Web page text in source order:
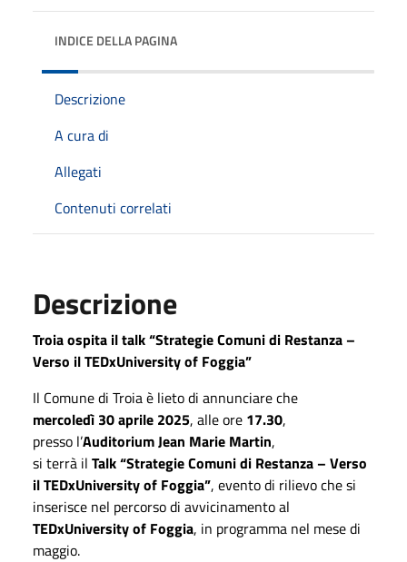
INDICE DELLA PAGINA
Descrizione
A cura di
Allegati
Contenuti correlati
Descrizione
Troia ospita il talk “Strategie Comuni di Restanza –
Verso il TEDxUniversity of Foggia”
Il Comune di Troia è lieto di annunciare che
mercoledì 30 aprile 2025, alle ore 17.30,
presso l’Auditorium Jean Marie Martin,
si terrà il Talk “Strategie Comuni di Restanza – Verso
il TEDxUniversity of Foggia”, evento di rilievo che si
inserisce nel percorso di avvicinamento al
TEDxUniversity of Foggia, in programma nel mese di
maggio.